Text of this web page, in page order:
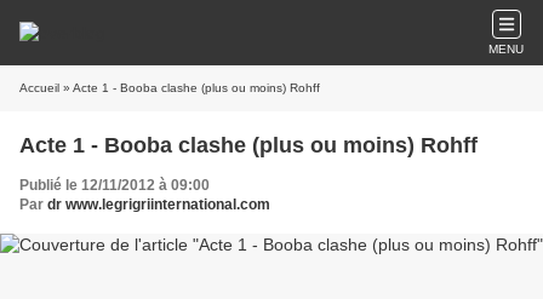
MENU
Accueil » Acte 1 - Booba clashe (plus ou moins) Rohff
Acte 1 - Booba clashe (plus ou moins) Rohff
Publié le 12/11/2012 à 09:00
Par dr www.legrigriinternational.com